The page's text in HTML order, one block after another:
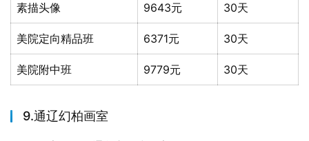
素描头像 9643元 30天
美院定向精品班 6371元 30天
美院附中班 9779元 30天
9.通辽幻柏画室